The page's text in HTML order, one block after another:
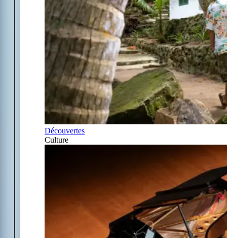
Découvertes
Culture